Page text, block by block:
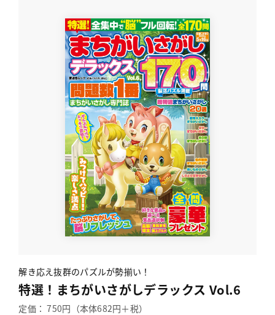
解き応え抜群のパズルが勢揃い！
特選！まちがいさがしデラックス Vol.6
定価： 750円（本体682円＋税）